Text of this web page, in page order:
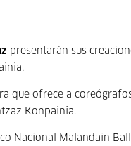
presentarán sus
que ofrece a
Konpainia.
Nacional Malandain